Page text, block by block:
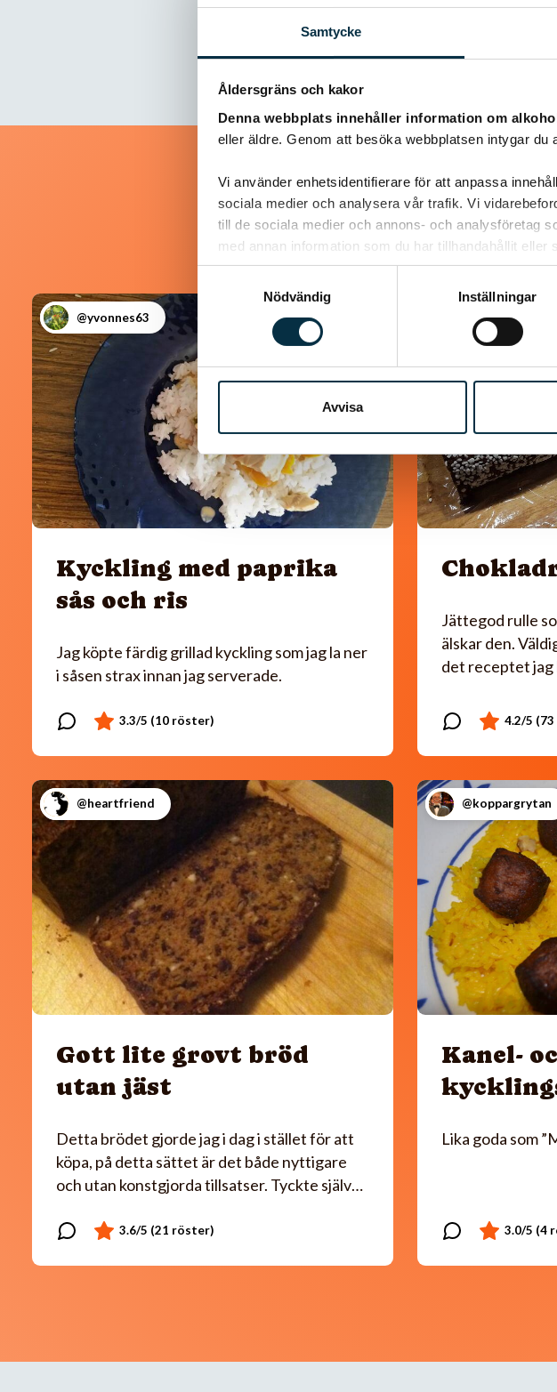
Samtycke
Åldersgräns och kakor
Denna webbplats innehåller information om
eller äldre. Genom att besöka webbplatsen intygar du
Vi använder enhetsidentifierare för att anpassa
sociala medier och analysera vår trafik. Vi
till de sociala medier och annons- och analysföretag
med annan information som du har tillhandahållit
Nödvändig
Inställningar
Avvisa
@yvonnes63
Kyckling med paprika
sås och ris
Jag köpte färdig grillad kyckling som jag la ner
i såsen strax innan jag serverade.
@snuttan66
Jättegod rulle
älskar den.
det receptet jag
@heartfriend
Gott lite grovt bröd
utan jäst
Detta brödet gjorde jag i dag i stället för att
köpa, på detta sättet är det både nyttigare
och utan konstgjorda tillsatser. Tyckte själv…
@koppargrytan
Kanel-
Lika goda som